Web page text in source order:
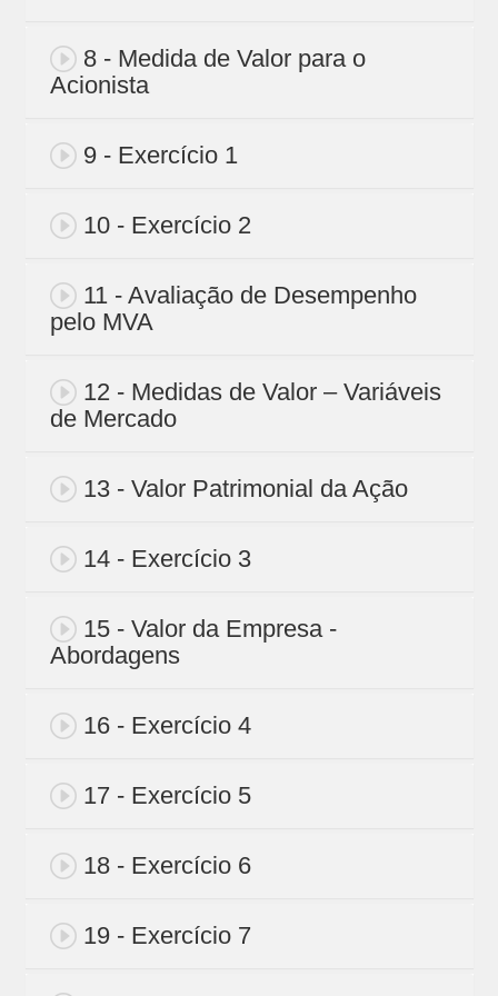
8 - Medida de Valor para o
Acionista
9 - Exercício 1
10 - Exercício 2
11 - Avaliação de Desempenho
pelo MVA
12 - Medidas de Valor – Variáveis
de Mercado
13 - Valor Patrimonial da Ação
14 - Exercício 3
15 - Valor da Empresa -
Abordagens
16 - Exercício 4
17 - Exercício 5
18 - Exercício 6
19 - Exercício 7